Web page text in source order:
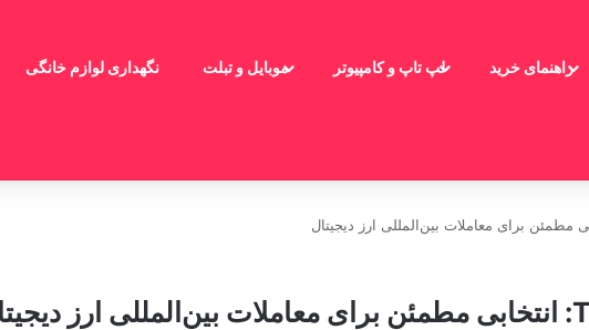
راهنمای خرید لپ تاپ و کامپیوتر موبایل و تبلت نگهداری لوازم خانگی